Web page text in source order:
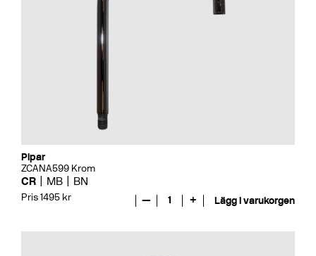
Pipar
ZCANA599 Krom
CR MB BN
Pris 1495 kr — 1 + Lägg i varukorgen